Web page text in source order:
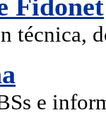
Fidonet
técnica,
e